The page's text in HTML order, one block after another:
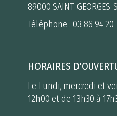
89000 SAINT-GEORGES-
Téléphone : 03 86 94 20
HORAIRES
Le Lundi, mercredi et
12h00 et de 13h30 à